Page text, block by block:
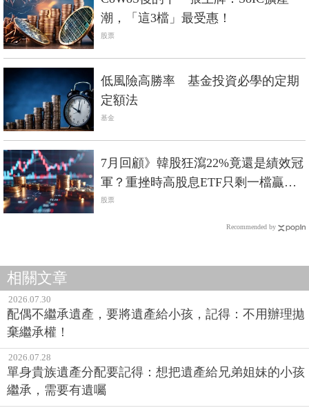
潮，「這3檔」最受惠！
股票
低風險高勝率 基金投資必學的定期
定額法
基金
7月回顧》韓股狂瀉22%竟還是績效冠
軍？重挫時高股息ETF只剩一檔贏過
0050
股票
Recommended by
相關文章
2026.07.30
配偶不繼承遺產，要將遺產給小孩，記得：不用辦理拋
棄繼承權！
2026.07.28
單身貴族遺產分配要記得：想把遺產給兄弟姐妹的小孩
繼承，需要有遺囑